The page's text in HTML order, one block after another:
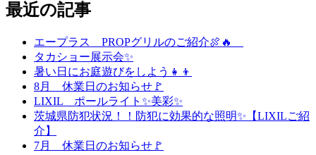
最近の記事
エープラス PROPグリルのご紹介🍖🔥
タカショー展示会✨
暑い日にお庭遊びをしよう👧👦
8月 休業日のお知らせ🚩
LIXIL ポールライト✨美彩✨
茨城県防犯状況！！防犯に効果的な照明✨【LIXILご紹
介】
7月 休業日のお知らせ🚩